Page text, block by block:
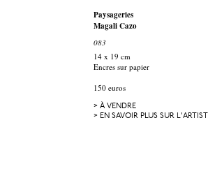
Paysageries
Magali Cazo
083
14 x 19 cm
Encres sur papier
150 euros
> À VENDRE
> EN SAVOIR PLUS SUR